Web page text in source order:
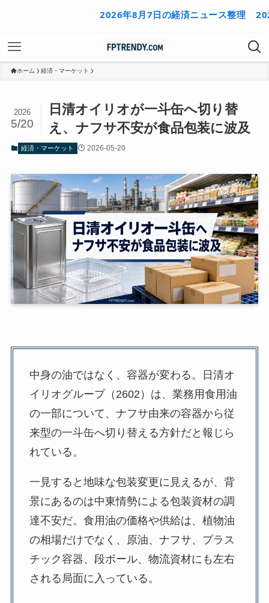
2026年8月7日の経済ニュース整理 2026年8
ホーム 経済・マーケット
日清オイリオが一斗缶へ切り替
え、ナフサ不安が食品包装に波及
2026
5/20
経済・マーケット 2026-05-20
中身の油ではなく、容器が変わる。日清オ
イリオグループ（2602）は、業務用食用油
の一部について、ナフサ由来の容器から従
来型の一斗缶へ切り替える方針だと報じら
れている。
一見すると地味な包装変更に見えるが、背
景にあるのは中東情勢による包装資材の調
達不安だ。食用油の価格や供給は、植物油
の相場だけでなく、原油、ナフサ、プラス
チック容器、段ボール、物流資材にも左右
される局面に入っている。